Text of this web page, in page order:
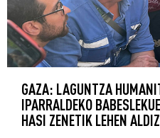
GAZA: LAGUNTZA
IPARRALDEKO
HASI ZENETIK LEHEN ALDIZ